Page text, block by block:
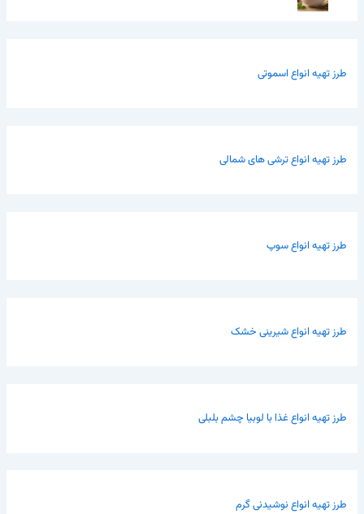
طرز تهیه انواع اسموتی
طرز تهیه انواع ترشی های شمالی
طرز تهیه انواع سوپ
طرز تهیه انواع شیرینی خشک
طرز تهیه انواع غذا با لوبیا چشم بلبلی
طرز تهیه انواع نوشیدنی گرم